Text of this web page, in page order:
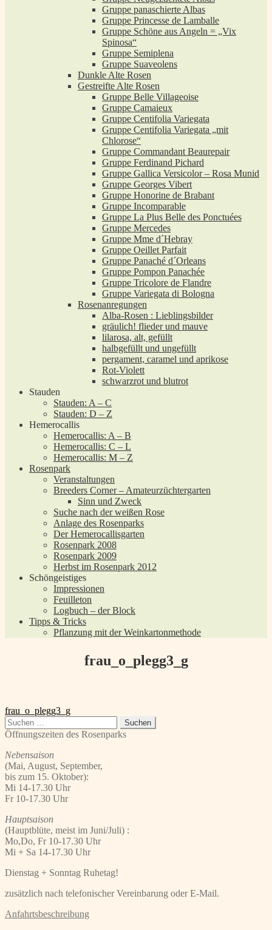
Gruppe panaschierte Albas
Gruppe Princesse de Lamballe
Gruppe Schöne aus Angeln = „Vix
Spinosa“
Gruppe Semiplena
Gruppe Suaveolens
Dunkle Alte Rosen
Gestreifte Alte Rosen
Gruppe Belle Villageoise
Gruppe Camaieux
Gruppe Centifolia Variegata
Gruppe Centifolia Variegata „mit
Chlorose“
Gruppe Commandant Beaurepair
Gruppe Ferdinand Pichard
Gruppe Gallica Versicolor – Rosa Munid
Gruppe Georges Vibert
Gruppe Honorine de Brabant
Gruppe Incomparable
Gruppe La Plus Belle des Ponctuées
Gruppe Mercedes
Gruppe Mme d´Hebray
Gruppe Oeillet Parfait
Gruppe Panaché d´Orleans
Gruppe Pompon Panachée
Gruppe Tricolore de Flandre
Gruppe Variegata di Bologna
Rosenanregungen
Alba-Rosen : Lieblingsbilder
gräulich! flieder und mauve
lilarosa, alt, gefüllt
halbgefüllt und ungefüllt
pergament, caramel und aprikose
Rot-Violett
schwarzrot und blutrot
Stauden
Stauden: A – C
Stauden: D – Z
Hemerocallis
Hemerocallis: A – B
Hemerocallis: C – L
Hemerocallis: M – Z
Rosenpark
Veranstaltungen
Breeders Corner – Amateurzüchtergarten
Sinn und Zweck
Suche nach der weißen Rose
Anlage des Rosenparks
Der Hemerocallisgarten
Rosenpark 2008
Rosenpark 2009
Herbst im Rosenpark 2012
Schöngeistiges
Impressionen
Feuilleton
Logbuch – der Block
Tipps & Tricks
Pflanzung mit der Weinkartonmethode
frau_o_plegg3_g
Beitragsnavigation
Vorheriger
Beitrag:
frau_o_plegg3_g
Suchen
nach:
Öffnungszeiten des Rosenparks
Nebensaison
(Mai, August, September,
bis zum 15. Oktober):
Mi 14-17.30 Uhr
Fr 10-17.30 Uhr
Hauptsaison
(Hauptblüte, meist im Juni/Juli) :
Mo,Do, Fr 10-17.30 Uhr
Mi + Sa 14-17.30 Uhr
Dienstag + Sonntag Ruhetag!
zusätzlich nach telefonischer Vereinbarung oder E-Mail.
Anfahrtsbeschreibung